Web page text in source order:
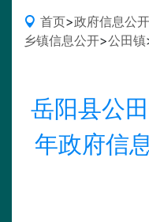
首页>政府信息公开
乡镇信息公开>公田镇
岳阳县公
年政府信